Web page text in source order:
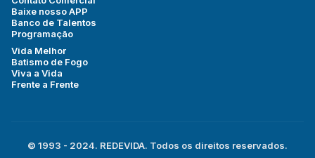
Baixe nosso APP
Banco de Talentos
Programação
Vida Melhor
Batismo de Fogo
Viva a Vida
Frente a Frente
© 1993 - 2024. REDEVIDA. Todos os direitos reservados.